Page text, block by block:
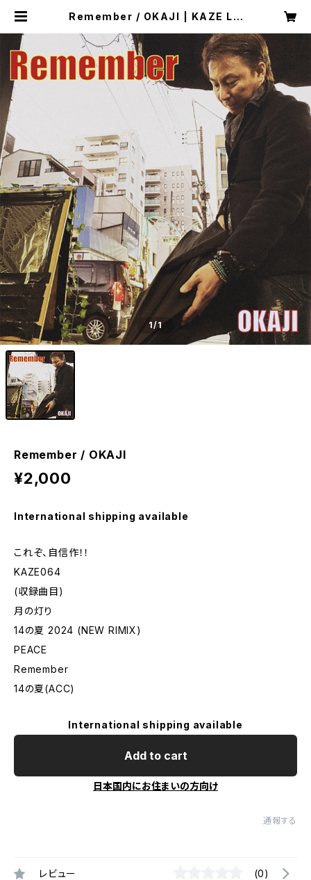
Remember / OKAJI | KAZE LA
1/1
Remember / OKAJI
¥2,000
International shipping available
これぞ、自信作！！
KAZE064
(収録曲目)
月の灯り
14の夏 2024 (NEW RIMIX)
PEACE
Remember
​14の夏(ACC)
International shipping available
Add to cart
日本国内にお住まいの方向け
通報する
レビュー (0)